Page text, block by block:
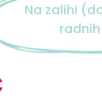
Na zalihi